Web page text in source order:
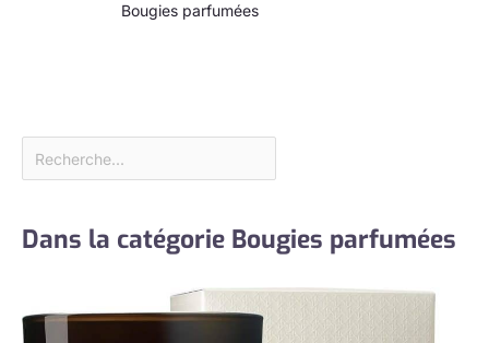
Bougies parfumées
Dans la catégorie Bougies parfumées